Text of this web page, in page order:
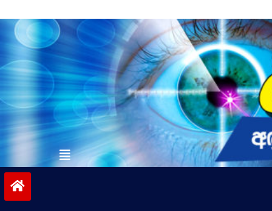
to
contentvinivida.lk